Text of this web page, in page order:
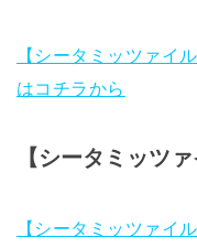
【シータミッツァイ
はコチラから
【シータミッツ
【シータミッツァイ